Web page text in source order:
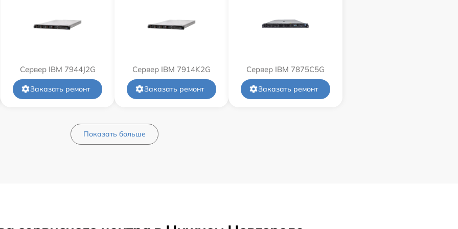
Сервер IBM 7944J2G
Заказать ремонт
Сервер IBM 7914K2G
Заказать ремонт
Сервер IBM 7875C5G
Заказать ремонт
Показать больше